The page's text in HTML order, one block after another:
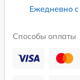
Ежедневно
Способы оплаты